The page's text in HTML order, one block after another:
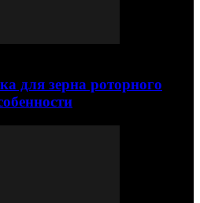
для зерна роторного